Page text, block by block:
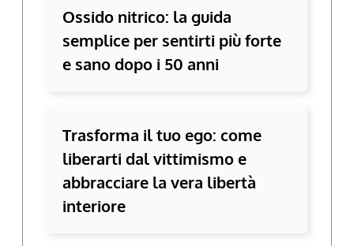
Ossido nitrico: la guida
semplice per sentirti più forte
e sano dopo i 50 anni
Trasforma il tuo ego: come
liberarti dal vittimismo e
abbracciare la vera libertà
interiore